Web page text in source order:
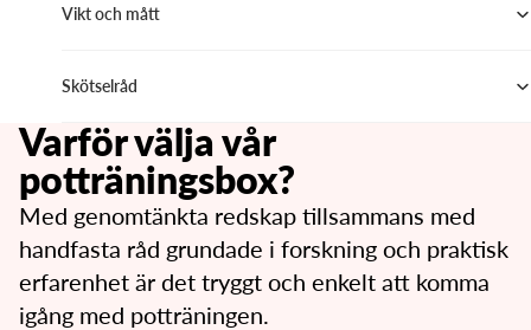
Vikt och mått
Skötselråd
Varför välja vår
potträningsbox?
Med genomtänkta redskap tillsammans med
handfasta råd grundade i forskning och praktisk
erfarenhet är det tryggt och enkelt att komma
igång med potträningen.